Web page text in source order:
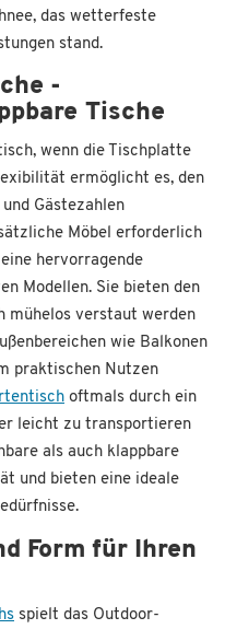
das wetterfeste
stand.
-
Tische
wenn die Tischplatte
ermöglicht es, den
Gästezahlen
Möbel erforderlich
hervorragende
Modellen. Sie bieten den
mühelos verstaut werden
wie Balkonen
praktischen Nutzen
oftmals durch ein
leicht zu transportieren
als auch klappbare
und bieten eine ideale
Form für Ihren
spielt das Outdoor-